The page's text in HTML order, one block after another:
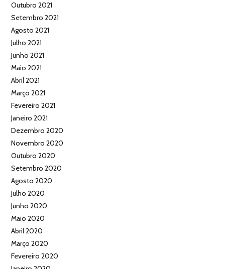
Outubro 2021
Setembro 2021
Agosto 2021
Julho 2021
Junho 2021
Maio 2021
Abril 2021
Março 2021
Fevereiro 2021
Janeiro 2021
Dezembro 2020
Novembro 2020
Outubro 2020
Setembro 2020
Agosto 2020
Julho 2020
Junho 2020
Maio 2020
Abril 2020
Março 2020
Fevereiro 2020